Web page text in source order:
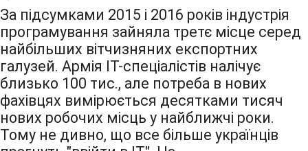
За підсумками 2015 і 2016 років індустрія
програмування зайняла третє місце серед
найбільших вітчизняних експортних
галузей. Армія IT-спеціалістів налічує
близько 100 тис., але потреба в нових
фахівцях вимірюється десятками тисяч
нових робочих місць у найближчі роки.
Тому не дивно, що все більше українців